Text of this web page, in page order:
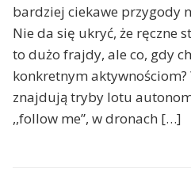
bardziej ciekawe przygody
Nie da się ukryć, że ręczne
to dużo frajdy, ale co, gdy
konkretnym
znajdują tryby lotu
,,follow me”, w dronach […]